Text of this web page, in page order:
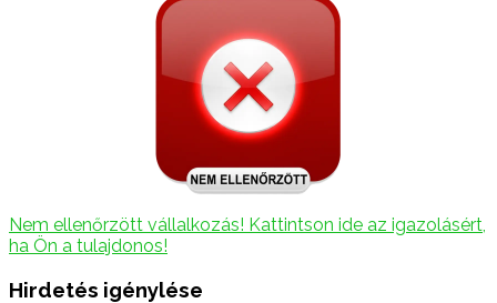
Nem ellenőrzött vállalkozás! Kattintson ide az igazolásért,
ha Ön a tulajdonos!
Hirdetés igénylése